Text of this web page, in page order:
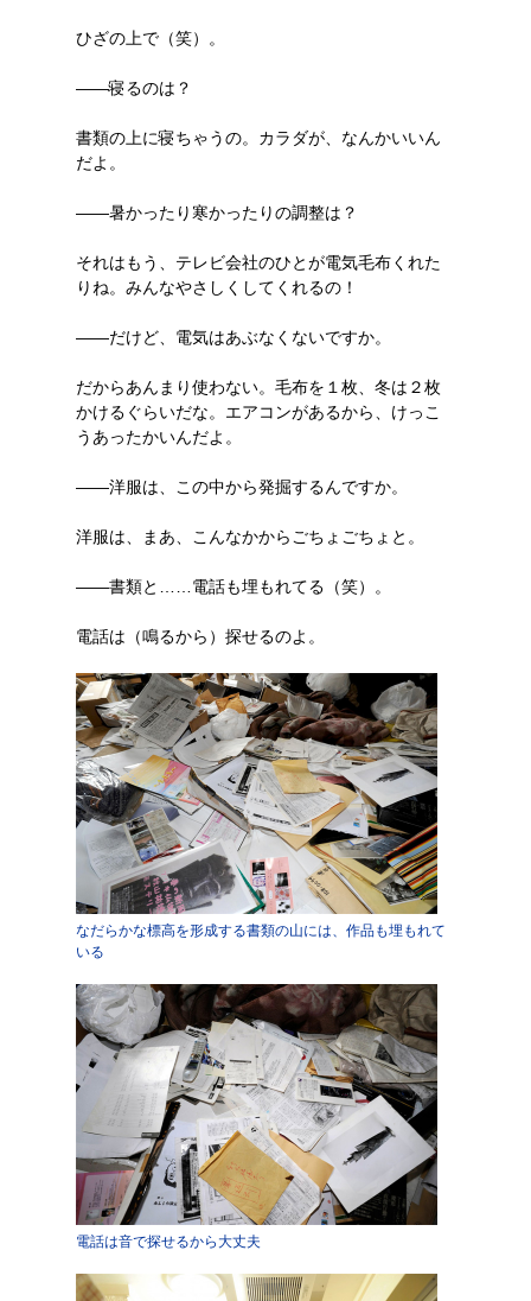
ひざの上で（笑）。
――寝るのは？
書類の上に寝ちゃうの。カラダが、なんかいいん
だよ。
――暑かったり寒かったりの調整は？
それはもう、テレビ会社のひとが電気毛布くれた
りね。みんなやさしくしてくれるの！
――だけど、電気はあぶなくないですか。
だからあんまり使わない。毛布を１枚、冬は２枚
かけるぐらいだな。エアコンがあるから、けっこ
うあったかいんだよ。
――洋服は、この中から発掘するんですか。
洋服は、まあ、こんなかからごちょごちょと。
――書類と……電話も埋もれてる（笑）。
電話は（鳴るから）探せるのよ。
なだらかな標高を形成する書類の山には、作品も埋もれて
いる
電話は音で探せるから大丈夫